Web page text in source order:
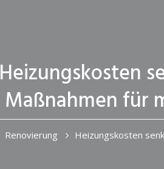
Heizungskosten
Maßnahmen für
Renovierung Heizungskosten